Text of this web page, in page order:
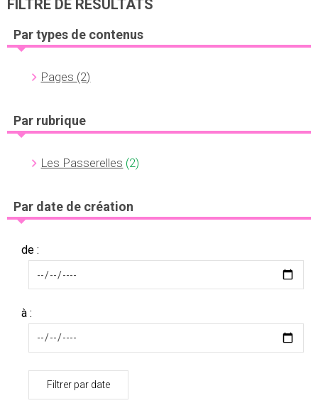
FILTRE DE RÉSULTATS
Par types de contenus
Pages (2)
Par rubrique
Les Passerelles (2)
Par date de création
de :
à :
Filtrer par date